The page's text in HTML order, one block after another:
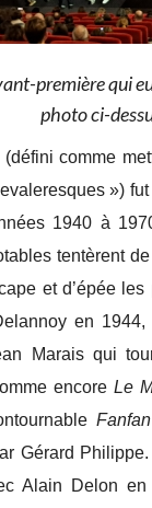
première qui
photo ci-
comme
»)
1940 à
tentèrent
et d’épée
en 1944,
Marais qui
encore Le
Gérard
Alain Delon